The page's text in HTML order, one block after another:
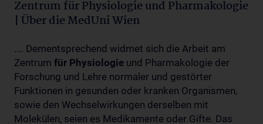
Zentrum für Physiologie und Pharmakologie
| Über die MedUni Wien
.... Dementsprechend widmet sich die Arbeit am
Zentrum für Physiologie und Pharmakologie der
Forschung und Lehre normaler und gestörter
Funktionen in gesunden oder kranken Organismen,
sowie den Wechselwirkungen derselben mit
Molekülen, seien es Medikamente oder Gifte. Das